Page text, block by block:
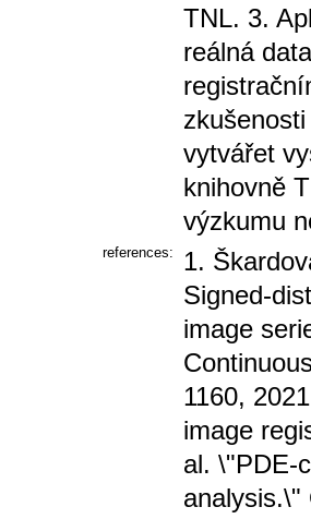
TNL. 3.
reálná
vytvářet
knihovně
výzkumu
references:
1.
Signed-
image
1160,
image
al. \"PDE-
analysis.\"